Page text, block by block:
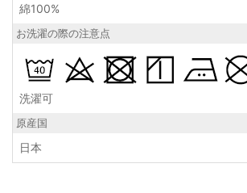
綿100%
お洗濯の際の注意点
洗濯可
原産国
日本